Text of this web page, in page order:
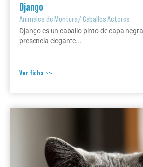
Django
Animales de Montura/Caballos Actores
Django es un caballo pinto de capa
presencia elegante...
Ver ficha >>